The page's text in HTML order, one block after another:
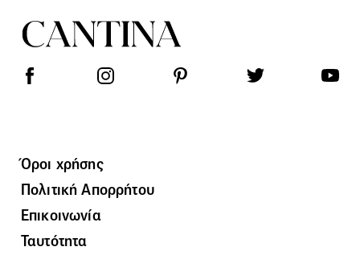
Όροι χρήσης
Πολιτική Απορρήτου
Επικοινωνία
Ταυτότητα